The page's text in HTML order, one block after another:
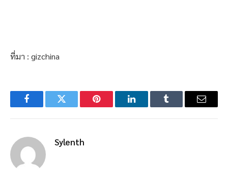
ที่มา : gizchina
FacebookTwitter Pinterest LinkedInTumblr Email
Sylenth